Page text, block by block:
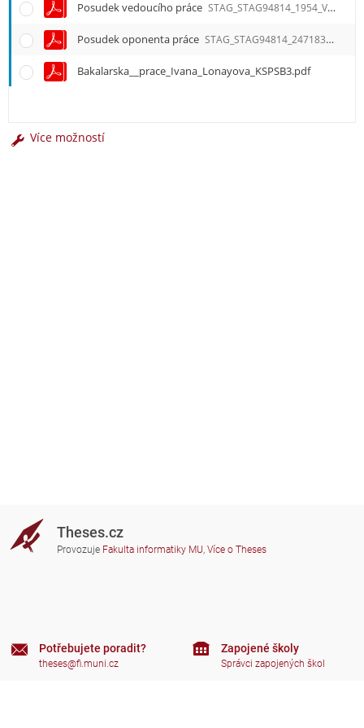
Posudek vedoucího práce STAG_STAG94814_1954_V.pdf
Posudek oponenta práce STAG_STAG94814_247183_O.pdf
Bakalarska__prace_Ivana_Lonayova_KSPSB3.pdf
Více možností
Theses.cz
Provozuje Fakulta informatiky MU, Více o Theses
Potřebujete poradit?
theses@fi.muni.cz
Zapojené školy
Správci zapojených škol